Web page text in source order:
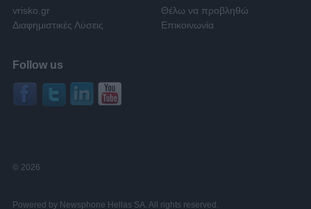
vrisko.gr
Θέλω να προβληθώ
Διαφημιστικές Λύσεις
Επικοινωνία
Follow us
© 2026
Powered by Newsphone Hellas SA. All rights reserved.